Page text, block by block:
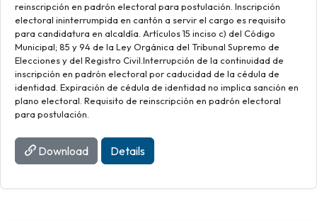
reinscripción en padrón electoral para postulación. Inscripción
electoral ininterrumpida en cantón a servir el cargo es requisito
para candidatura en alcaldía. Artículos 15 inciso c) del Código
Municipal; 85 y 94 de la Ley Orgánica del Tribunal Supremo de
Elecciones y del Registro Civil.Interrupción de la continuidad de
inscripción en padrón electoral por caducidad de la cédula de
identidad. Expiración de cédula de identidad no implica sanción en
plano electoral. Requisito de reinscripción en padrón electoral
para postulación.
Download Details